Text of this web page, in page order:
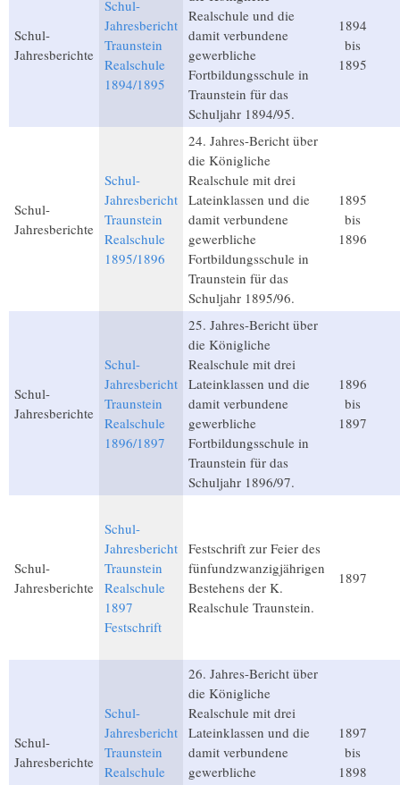
Schul-
Jahresberichte
Schul-
Jahresbericht
Traunstein
Realschule
1894/1895
Realschule und die
damit verbundene
gewerbliche
Fortbildungsschule in
Traunstein für das
Schuljahr 1894/95.
1894
bis
1895
Schul-
Jahresberichte
Schul-
Jahresbericht
Traunstein
Realschule
1895/1896
24. Jahres-Bericht über
die Königliche
Realschule mit drei
Lateinklassen und die
damit verbundene
gewerbliche
Fortbildungsschule in
Traunstein für das
Schuljahr 1895/96.
1895
bis
1896
Schul-
Jahresberichte
Schul-
Jahresbericht
Traunstein
Realschule
1896/1897
25. Jahres-Bericht über
die Königliche
Realschule mit drei
Lateinklassen und die
damit verbundene
gewerbliche
Fortbildungsschule in
Traunstein für das
Schuljahr 1896/97.
1896
bis
1897
Schul-
Jahresberichte
Schul-
Jahresbericht
Traunstein
Realschule
1897
Festschrift
Festschrift zur Feier des
fünfundzwanzigjährigen
Bestehens der K.
Realschule Traunstein.
1897
Schul-
Jahresberichte
Schul-
Jahresbericht
Traunstein
Realschule
26. Jahres-Bericht über
die Königliche
Realschule mit drei
Lateinklassen und die
damit verbundene
gewerbliche
1897
bis
1898